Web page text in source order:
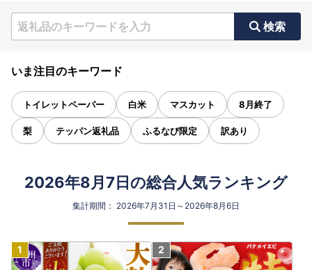
検索
いま注目のキーワード
トイレットペーパー 白米 マスカット 8月終了
梨 テッパン返礼品 ふるなび限定 訳あり
2026年8月7日の総合人気ランキング
集計期間： 2026年7月31日～2026年8月6日